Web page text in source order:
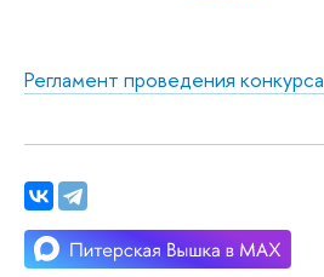
Регламент проведения конкурса